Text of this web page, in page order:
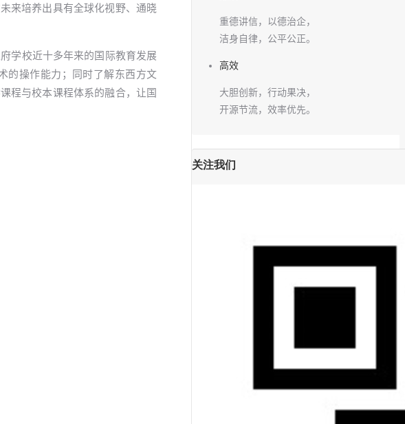
来培养出具有全球化视野、通晓
学校近十多年来的国际教育发展
的操作能力；同时了解东西方文
程与校本课程体系的融合，让国
重德讲信，以德治企，
洁身自律，公平公正。
高效
大胆创新，行动果决，
开源节流，效率优先。
关注我们